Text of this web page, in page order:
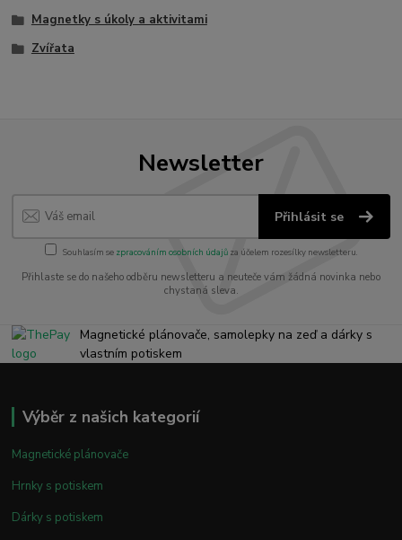
Magnetky s úkoly a aktivitami
Zvířata
Newsletter
Přihlásit se
Souhlasím se zpracováním osobních údajůza účelem rozesílky newsletteru.
Přihlaste se do našeho odběru newsletteru a neuteče vám žádná novinka nebo
chystaná sleva.
Magnetické plánovače, samolepky na zeď a dárky s
vlastním potiskem
Výběr z našich kategorií
Magnetické plánovače
Hrnky s potiskem
Dárky s potiskem